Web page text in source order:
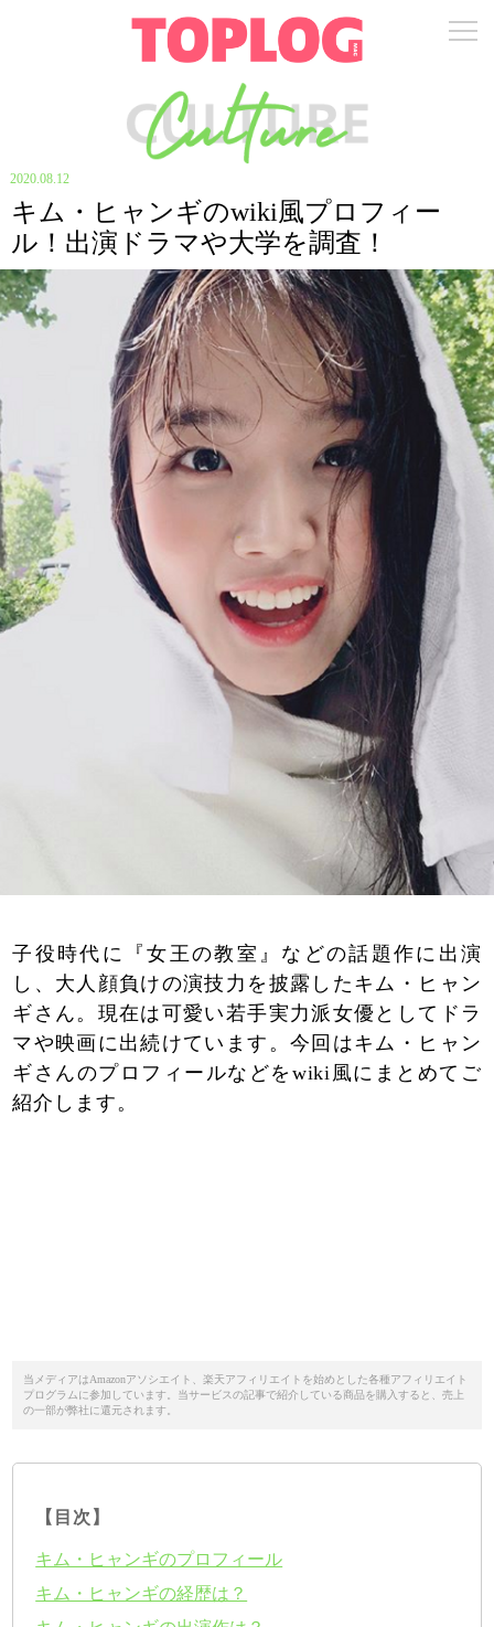
2020.08.12
キム・ヒャンギのwiki風プロフィー
ル！出演ドラマや大学を調査！
子役時代に『女王の教室』などの話題作に出演
し、大人顔負けの演技力を披露したキム・ヒャン
ギさん。現在は可愛い若手実力派女優としてドラ
マや映画に出続けています。今回はキム・ヒャン
ギさんのプロフィールなどをwiki風にまとめてご
紹介します。
当メディアはAmazonアソシエイト、楽天アフィリエイトを始めとした各種アフィリエイト
プログラムに参加しています。当サービスの記事で紹介している商品を購入すると、売上
の一部が弊社に還元されます。
【目次】
キム・ヒャンギのプロフィール
キム・ヒャンギの経歴は？